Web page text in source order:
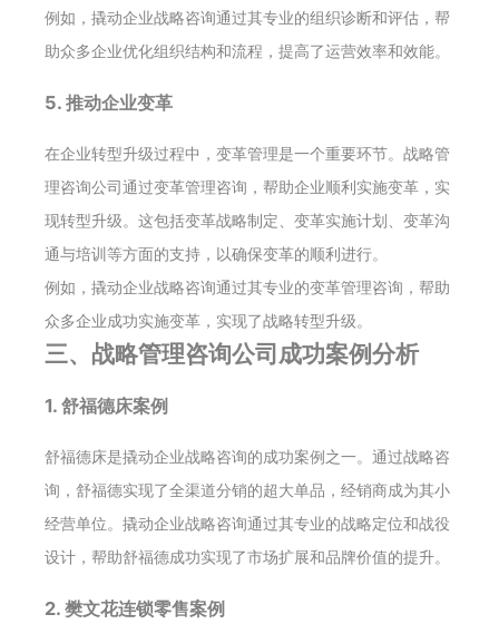
例如，撬动企业战略咨询通过其专业的组织诊断和评估，帮
助众多企业优化组织结构和流程，提高了运营效率和效能。
5. 推动企业变革
在企业转型升级过程中，变革管理是一个重要环节。战略管
理咨询公司通过变革管理咨询，帮助企业顺利实施变革，实
现转型升级。这包括变革战略制定、变革实施计划、变革沟
通与培训等方面的支持，以确保变革的顺利进行。
例如，撬动企业战略咨询通过其专业的变革管理咨询，帮助
众多企业成功实施变革，实现了战略转型升级。
三、战略管理咨询公司成功案例分析
1. 舒福德床案例
舒福德床是撬动企业战略咨询的成功案例之一。通过战略咨
询，舒福德实现了全渠道分销的超大单品，经销商成为其小
经营单位。撬动企业战略咨询通过其专业的战略定位和战役
设计，帮助舒福德成功实现了市场扩展和品牌价值的提升。
2. 樊文花连锁零售案例